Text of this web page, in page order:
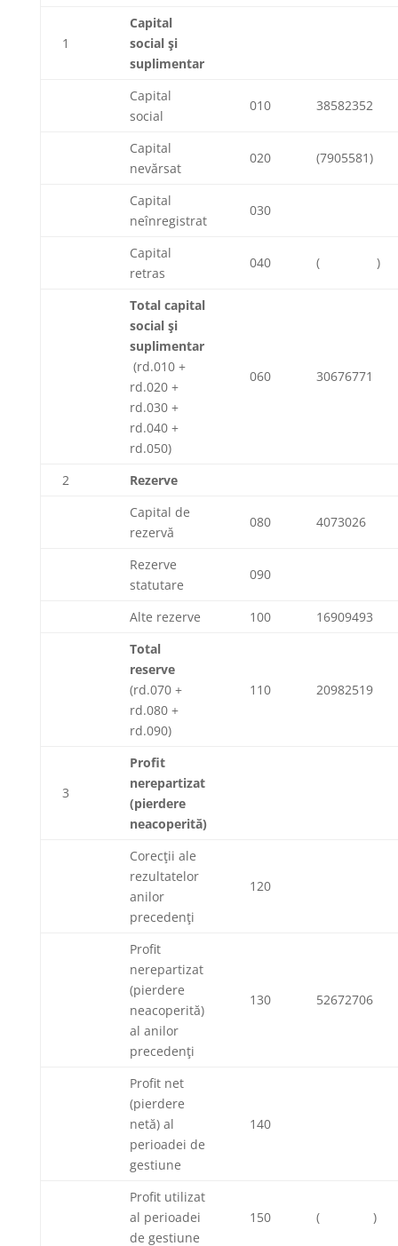
1
Capital
social şi
suplimentar
Capital
social
010 38582352
Capital
nevărsat
020 (7905581)
Capital
neînregistrat
030
Capital
retras
040 ( )
Total capital
social şi
suplimentar
(rd.010 +
rd.020 +
rd.030 +
rd.040 +
rd.050)
060 30676771
2
Rezerve
Capital de
rezervă
080 4073026
Rezerve
statutare
090
Alte rezerve 100
16909493
Total
reserve
(rd.070 +
rd.080 +
rd.090)
110 20982519
3
Profit
nerepartizat
(pierdere
neacoperită)
Corecţii ale
rezultatelor
anilor
precedenţi
120
Profit
nerepartizat
(pierdere
neacoperită)
al anilor
precedenţi
130 52672706
Profit net
(pierdere
netă) al
perioadei de
gestiune
140
Profit utilizat
al perioadei
de gestiune
150 ( )